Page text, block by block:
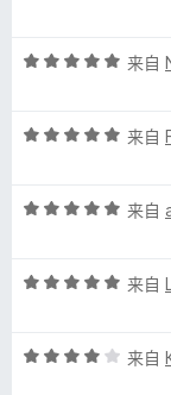
评
价
/评
/
来自
评
/
来自
评
/
来自
评
/
来自
评
来自